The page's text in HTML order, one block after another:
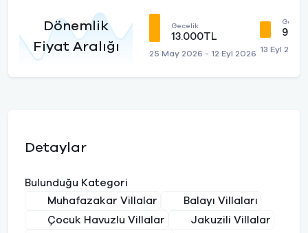
Dönemlik
Fiyat Aralığı
Gecelik
13.000TL
25 May 2026 - 12 Eyl 2026 13 Eyl
Detaylar
Bulunduğu Kategori
Muhafazakar Villalar
Balayı Villaları
Çocuk Havuzlu Villalar
Jakuzili Villalar